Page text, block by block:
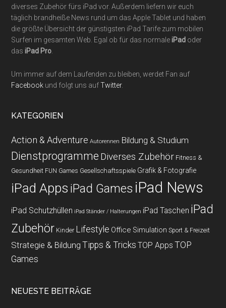
diverses Zubehör fürs iPad vor. Außerdem liefern wir euch
täglich brandheiße News rund um das Apple Tablet und haben
die größte Übersicht der günstigsten iPad Tarife zum mobilen
Surfen im gesamten Web. Egal ob für das normaleiPad oder
dasiPad Pro
Um immer auf dem Laufenden zu bleiben, werdet Fan auf
Facebook und folgt uns aufTwitter.
KATEGORIEN
Action & Adventure Autorennen Bildung & Studium
Dienstprogramme Diverses Zubehör Fitness &
Gesundheit FUN Games Gesellschaftsspiele Grafik & Fotografie
iPad Apps iPad Games iPad News
iPad Schutzhüllen iPad Ständer / Halterungen iPad Taschen iPad
Zubehör Kinder Lifestyle Office Simulation Sport & Freizeit
Strategie & Bildung Tipps & Tricks TOP Apps TOP
Games
NEUESTE BEITRÄGE